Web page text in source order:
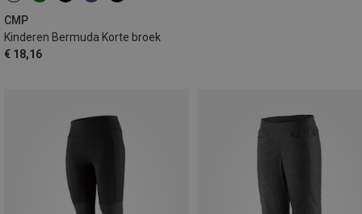
CMP
Kinderen Bermuda Korte broek
€ 18,16